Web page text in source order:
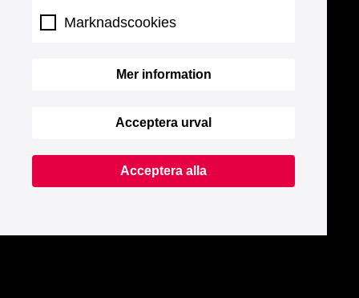
Marknadscookies
Mer information
Acceptera urval
Acceptera alla